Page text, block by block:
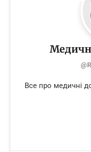
Все про медичні